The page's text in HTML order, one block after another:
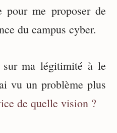
pour me proposer de
du campus cyber.
ma légitimité à le
vu un problème plus
de quelle vision ?